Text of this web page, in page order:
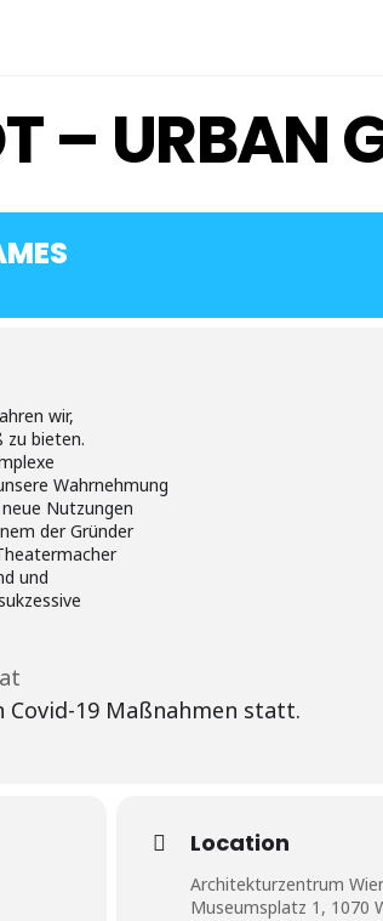
– URBAN
wir,
zu bieten.
Wahrnehmung
Nutzungen
der Gründer
und
19 Maßnahmen statt.
Location
Architekturzentrum
Museumsplatz 1, 1070